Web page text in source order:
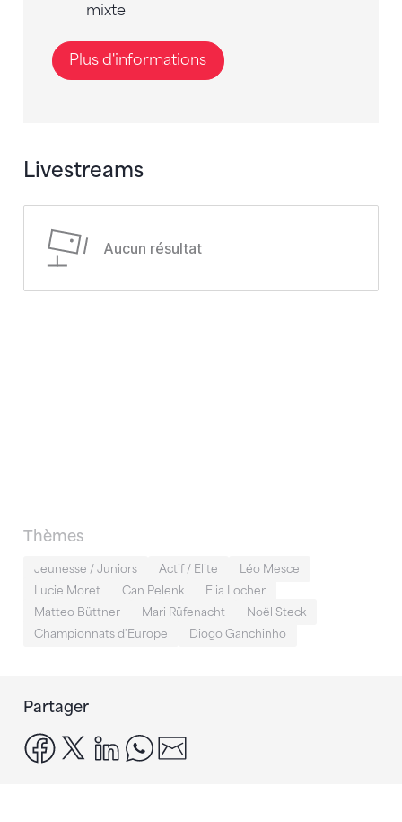
mixte
Plus d'informations
Livestreams
Thèmes
Jeunesse / Juniors Actif / Elite
Léo Mesce
Lucie Moret
Can Pelenk
Elia Locher
Matteo Büttner
Mari Rüfenacht
Noël Steck
Championnats d'Europe
Diogo Ganchinho
Partager
facebook
x linkedinwhatsapp